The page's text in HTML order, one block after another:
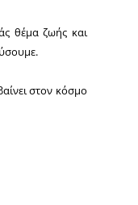
θέμα ζωής και
στον κόσμο